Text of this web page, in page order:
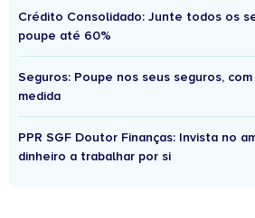
Crédito Consolidado: Junte todos os
poupe até 60%
Seguros: Poupe nos seus seguros,
medida
PPR SGF Doutor Finanças: Invista no
dinheiro a trabalhar por si